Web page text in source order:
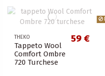
THEKO
Tappeto Wool
Comfort Ombre
720 Turchese
59 €